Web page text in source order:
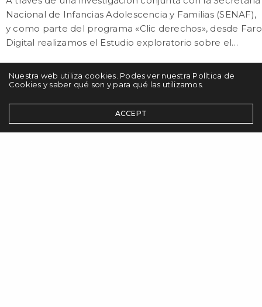
Nacional de Infancias Adolescencia y Familias (SENAF),
y como parte del programa «Clic derechos», desde Faro
Digital realizamos el Estudio exploratorio sobre el…
Nuestra web utiliza cookies. Podes ver nuestra Política de
Cookies y saber qué son y para qué las utilizamos.
ACCEPT